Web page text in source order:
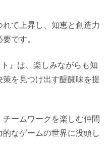
て上昇し、知恵と創造力
です。
』は、楽しみながらも知
を見つけ出す醍醐味を提
ームワークを楽しむ仲間
なゲームの世界に没頭し